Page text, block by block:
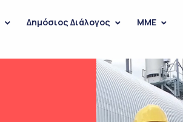
Δημόσιος Διάλογος ΜΜΕ